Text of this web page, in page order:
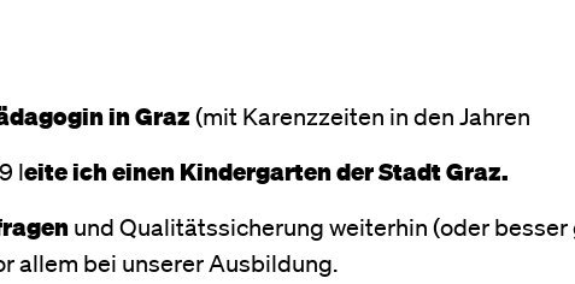
in Graz(mit Karenzzeiten in den Jahren
leite ich einen Kindergarten der Stadt Graz.
und Qualitätssicherung weiterhin (oder
allem bei unserer Ausbildung.